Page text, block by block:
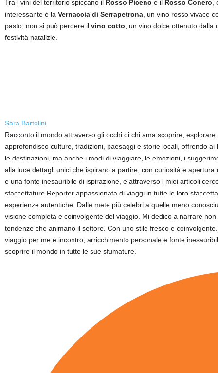
Tra i vini del territorio spiccano il Rosso Piceno e il Rosso Conero
interessante è la Vernaccia di Serrapetrona , un vino rosso vivace
pasto, non si può perdere il vino cotto , un vino dolce ottenuto
festività natalizie.
Sara Bartolini
Racconto il mondo attraverso gli occhi di chi ama scoprire,
approfondisco culture, tradizioni, paesaggi e storie locali, offrendo
le destinazioni, ma anche i modi di viaggiare, le emozioni, i
alla luce dettagli unici che ispirano a partire, con curiosità e
e una fonte inesauribile di ispirazione, e attraverso i miei articoli
sfaccettature.Reporter appassionata di viaggi in tutte le loro
esperienze autentiche. Dalle mete più celebri a quelle meno
visione completa e coinvolgente del viaggio. Mi dedico a narrare
tendenze che animano il settore. Con uno stile fresco e
viaggio per me è incontro, arricchimento personale e fonte
scoprire il mondo in tutte le sue sfumature.